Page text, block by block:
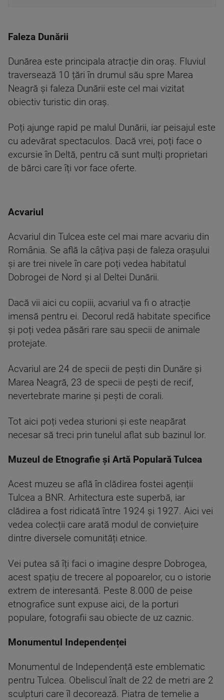
Faleza Dunării
Dunărea este principala atracție din oraș. Fluviul
traversează 10 țări în drumul său spre Marea
Neagră și faleza Dunării este cel mai vizitat
obiectiv turistic din oraș.
Poți ajunge rapid pe malul Dunării, iar peisajul este
cu adevărat spectaculos. Dacă vrei, poți face o
excursie în Deltă, pentru că sunt mulți proprietari
de bărci care îți vor face oferte.
Acvariul
Acvariul din Tulcea este cel mai mare acvariu din
România. Se află la câțiva pași de faleza orașului
și are trei nivele în care poți vedea habitatul
Dobrogei de Nord și al Deltei Dunării.
Dacă vii aici cu copiii, acvariul va fi o atracție
imensă pentru ei. Decorul redă habitate specifice
și poți vedea păsări rare sau specii de animale
protejate.
Acvariul are 24 de specii de pești din Dunăre și
Marea Neagră, 23 de specii de pești de recif,
nevertebrate marine și pești de corali.
Tot aici poți vedea sturioni și este neapărat
necesar să treci prin tunelul aflat sub bazinul lor.
Muzeul de Etnografie și Artă Populară Tulcea
Acest muzeu se află în clădirea fostei agenții
Tulcea a BNR. Arhitectura este superbă, iar
clădirea a fost ridicată între 1924 și 1927. Aici vei
vedea colecții care arată modul de conviețuire
dintre diversele comunități etnice.
Vei putea să îți faci o imagine despre Dobrogea,
acest spațiu de trecere al popoarelor, cu o istorie
extrem de interesantă. Peste 8.000 de peise
etnografice sunt expuse aici, de la porturi
populare, fotografii sau obiecte de uz caznic.
Monumentul Independenței
Monumentul de Independență este emblematic
pentru Tulcea. Obeliscul înalt de 22 de metri are 2
sculpturi care îl decorează. Piatra de temelie a